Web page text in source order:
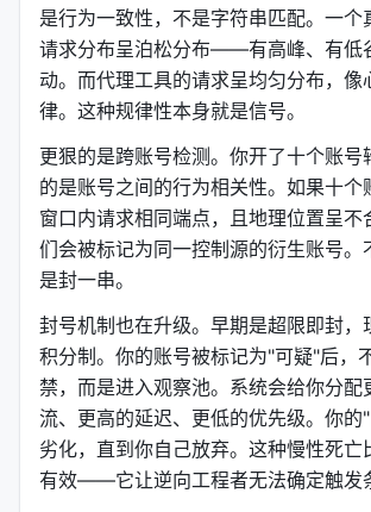
是行为一致性，不是字符串匹配。一个
请求分布呈泊松分布——有高峰、有低
动。而代理工具的请求呈均匀分布，像
律。这种规律性本身就是信号。
更狠的是跨账号检测。你开了十个账号
的是账号之间的行为相关性。如果十个
窗口内请求相同端点，且地理位置呈不
们会被标记为同一控制源的衍生账号。
是封一串。
封号机制也在升级。早期是超限即封，
积分制。你的账号被标记为"可疑"后，
禁，而是进入观察池。系统会给你分配
流、更高的延迟、更低的优先级。你的
劣化，直到你自己放弃。这种慢性死亡
有效——它让逆向工程者无法确定触发